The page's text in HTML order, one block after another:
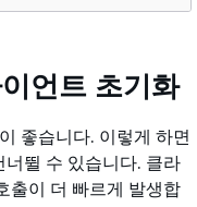
언트 초기화
좋습니다. 이렇게 하면
뛸 수 있습니다. 클라
출이 더 빠르게 발생합